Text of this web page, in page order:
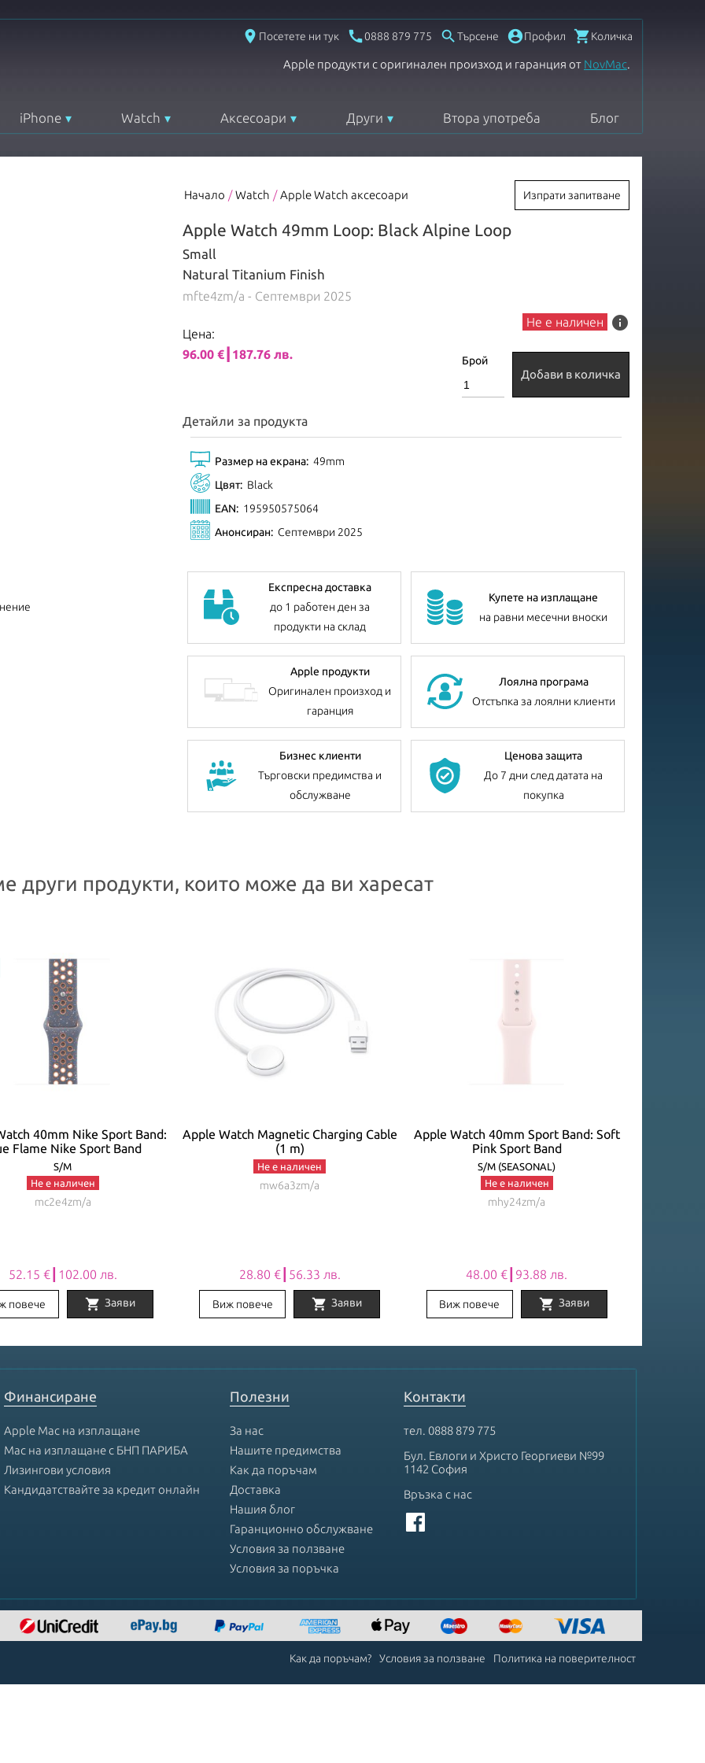
place Посетете ни тук 0888 879 775  Търсене Профил Количка
Apple продукти с оригинален произход и гаранция от NovMac.
iPhone Watch Аксесоари Други Втора употреба Блог
Начало / Watch / Apple Watch аксесоари Изпрати запитване
Apple Watch 49mm Loop: Black Alpine Loop
Small
Natural Titanium Finish
mfte4zm/a - Септември 2025
Цена:
96.00 €┃187.76 лв.
Не е наличен info
Брой
Добави в количка
Детайли за продукта
Размер на екрана: 49mm
Цвят: Black
EAN: 195950575064
Анонсиран: Септември 2025
Експресна доставка
до 1 работен ден за
продукти на склад
Купете на изплащане
на равни месечни вноски
Apple продукти
Оригинален произход и
гаранция
Лоялна програма
Отстъпка за лоялни клиенти
Бизнес клиенти
Търговски предимства и
обслужване
Ценова защита
До 7 дни след датата на
покупка
други продукти, които може да ви харесат
40mm Nike Sport Band:
Flame Nike Sport Band
S/M
Не е наличен
mc2e4zm/a
52.15 €┃102.00 лв.
повече shopping_cart Заяви
Apple Watch Magnetic Charging Cable
(1 m)
Не е наличен
mw6a3zm/a
28.80 €┃56.33 лв.
Виж повече shopping_cart Заяви
Apple Watch 40mm Sport Band: Soft
Pink Sport Band
S/M (SEASONAL)
Не е наличен
mhy24zm/a
48.00 €┃93.88 лв.
Виж повече shopping_cart Заяви
Финансиране
Apple Mac на изплащане
Mac на изплащане с БНП ПАРИБА
Лизингови условия
Кандидатствайте за кредит онлайн
Полезни
За нас
Нашите предимства
Как да поръчам
Доставка
Нашия блог
Гаранционно обслужване
Условия за ползване
Условия за поръчка
Контакти
тел. 0888 879 775
Бул. Евлоги и Христо Георгиеви №99
1142 София
Връзка с нас
Как да поръчам? Условия за ползване Политика на поверителност